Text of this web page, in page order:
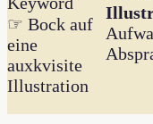
☞ Bock auf
eine
auxkvisite
Illustration